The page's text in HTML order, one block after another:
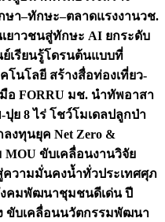
ษา–ทักษะ–ตลาดแรงงานวช.
ยาวชนสู่ทักษะ AI ยกระดับ
ย์เรียนรู้โดรนต้นแบบที่
โนโลยี สร้างสื่อท่องเที่ยว-
อ FORRU มช. นำทัพอาสา
ปุย 8 ไร่ โชว์โมเดลปลูกป่า
งทุนยุค Net Zero &
ขับเคลื่อนงานวิจัย
วามมั่นคงน้ำทั่วประเทศศุภ
งคมพัฒนาชุมชนดีเด่น ปี
ขับเคลื่อนนวัตกรรมพัฒนา